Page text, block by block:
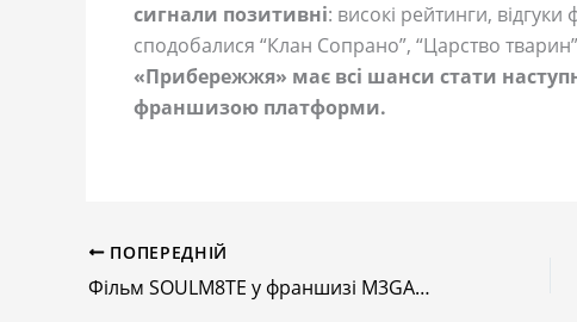
сигнали позитивні: високі рейтинги,
сподобалися “Клан Сопрано”, “Царство
«Прибережжя» має всі шанси стати
франшизою платформи.
ПОПЕРЕДНІЙ
Фільм SOULM8TE у франшизі M3GAN: новий трилер зі штучним інтелектом